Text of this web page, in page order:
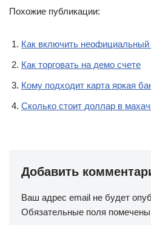
Похожие публикации:
Как включить неофициальный
Как торговать на демо счете
Кому подходит карта яркая
Сколько стоит доллар в
Добавить
Ваш адрес email не будет
Обязательные поля помечены